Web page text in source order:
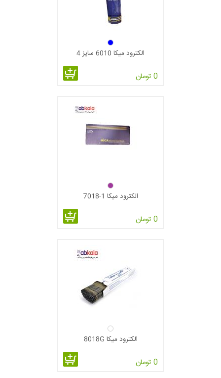
الکترود میکا 6010 سایز 4
0 تومان
الکترود میکا 1-7018
0 تومان
الکترود میکا 8018G
0 تومان